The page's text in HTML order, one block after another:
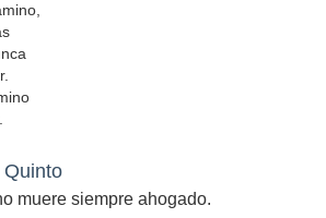
muere siempre ahogado.